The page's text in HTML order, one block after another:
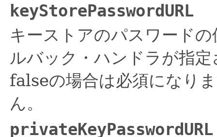
keyStorePasswordURL
キーストアのパスワード
ルバック・ハンドラが指
falseの場合は必須になり
ん。
privateKeyPasswordURL